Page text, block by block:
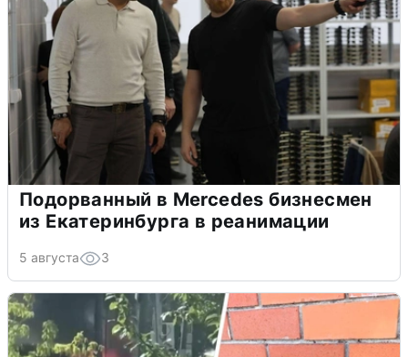
Подорванный в Mercedes бизнесмен
из Екатеринбурга в реанимации
5 августа 3